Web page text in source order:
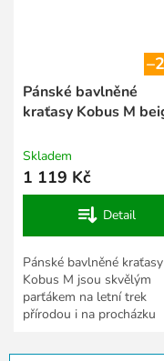
Pánské bavlněné
kraťasy Kobus M
Skladem
1 119 Kč
Detail
Pánské bavlněné kraťasy
Kobus M jsou skvělým
parťákem na letní trek
přírodou i na procházku